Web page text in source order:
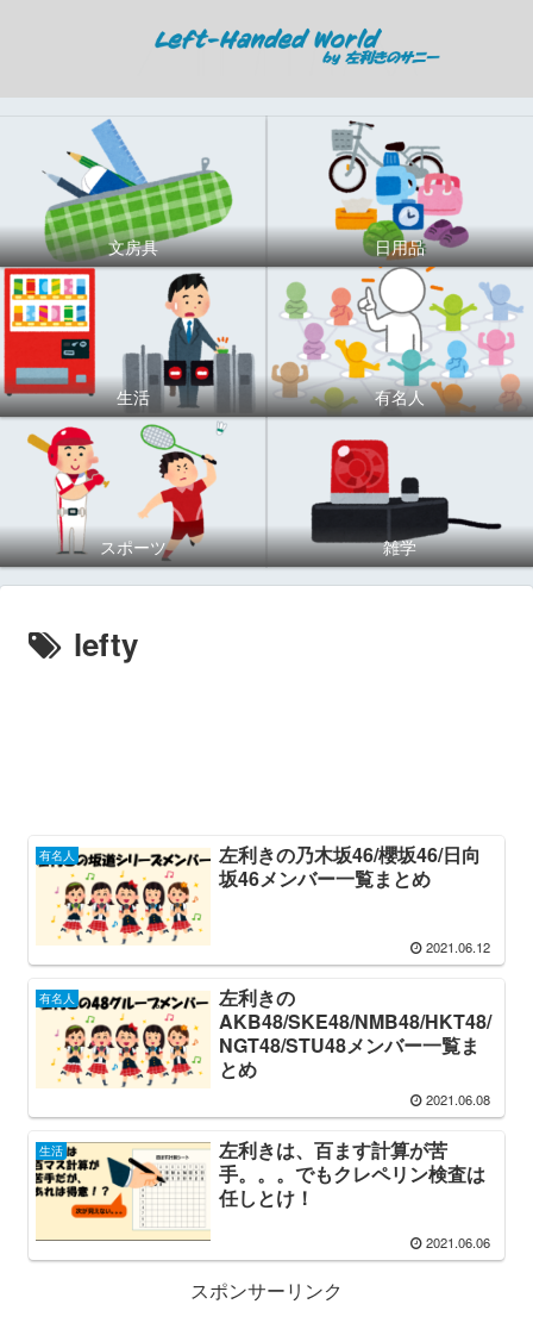
文房具 日用品
生活 有名人
スポーツ 雑学
lefty
有名人
左利きの乃木坂46/櫻坂46/日向
坂46メンバー一覧まとめ
2021.06.12
有名人
左利きの
AKB48/SKE48/NMB48/HKT48/
NGT48/STU48メンバー一覧ま
とめ
2021.06.08
生活
左利きは、百ます計算が苦
手。。。でもクレペリン検査は
任しとけ！
2021.06.06
スポンサーリンク